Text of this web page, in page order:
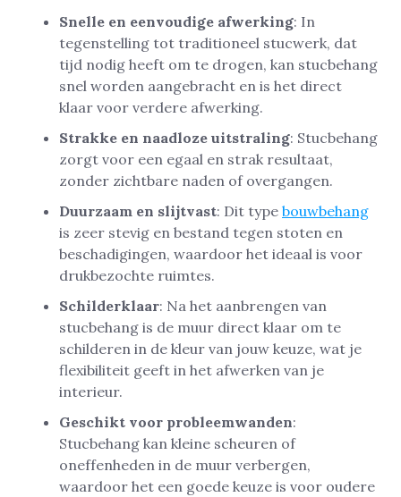
Snelle en eenvoudige afwerking: In
tegenstelling tot traditioneel stucwerk, dat
tijd nodig heeft om te drogen, kan stucbehang
snel worden aangebracht en is het direct
klaar voor verdere afwerking.
Strakke en naadloze uitstraling: Stucbehang
zorgt voor een egaal en strak resultaat,
zonder zichtbare naden of overgangen.
Duurzaam en slijtvast: Dit type bouwbehang
is zeer stevig en bestand tegen stoten en
beschadigingen, waardoor het ideaal is voor
drukbezochte ruimtes.
Schilderklaar: Na het aanbrengen van
stucbehang is de muur direct klaar om te
schilderen in de kleur van jouw keuze, wat je
flexibiliteit geeft in het afwerken van je
interieur.
Geschikt voor probleemwanden:
Stucbehang kan kleine scheuren of
oneffenheden in de muur verbergen,
waardoor het een goede keuze is voor oudere